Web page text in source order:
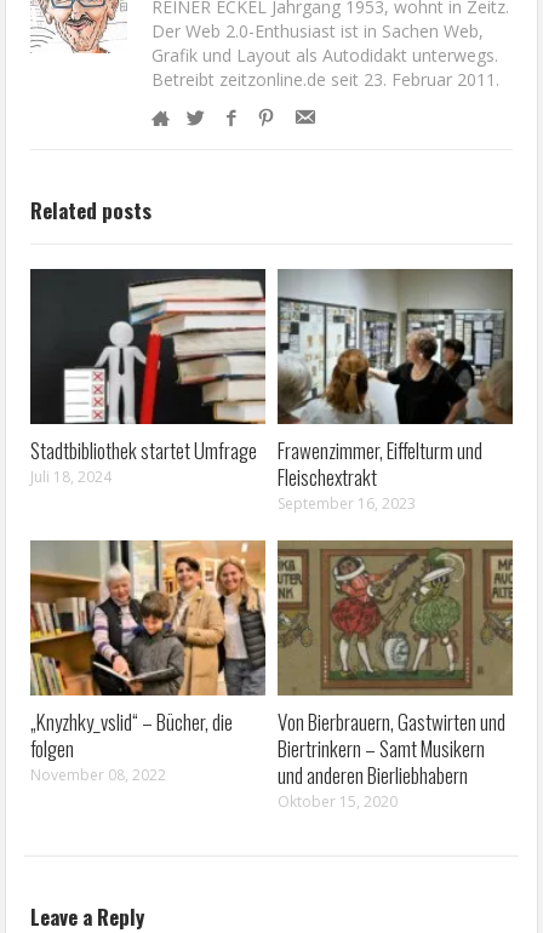
REINER ECKEL Jahrgang 1953, wohnt in Zeitz.
Der Web 2.0-Enthusiast ist in Sachen Web,
Grafik und Layout als Autodidakt unterwegs.
Betreibt zeitzonline.de seit 23. Februar 2011.
Related posts
Stadtbibliothek startet Umfrage
Juli 18, 2024
Frawenzimmer, Eiffelturm und
Fleischextrakt
September 16, 2023
„Knyzhky_vslid“ – Bücher, die
folgen
November 08, 2022
Von Bierbrauern, Gastwirten und
Biertrinkern – Samt Musikern
und anderen Bierliebhabern
Oktober 15, 2020
Leave a Reply